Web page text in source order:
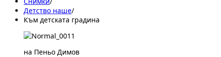
Детство наше/
Към детската градина
на Пеньо Димов